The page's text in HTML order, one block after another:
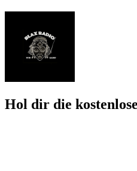
Hol dir die